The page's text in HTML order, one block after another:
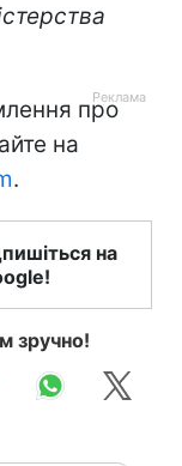
про
на
.
на
зручно!